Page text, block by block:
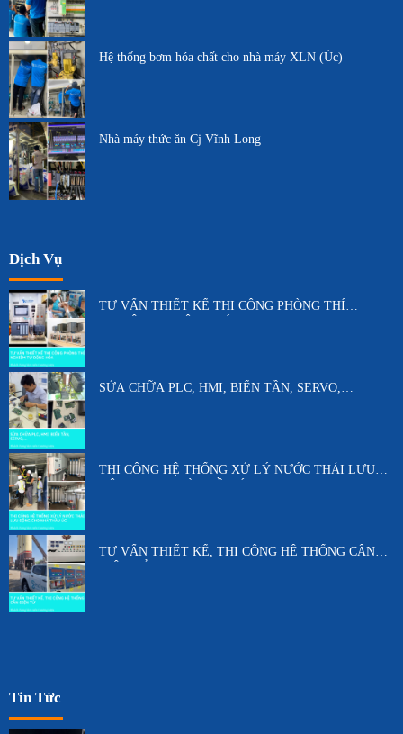
Hệ thống bơm hóa chất cho nhà máy XLN (Úc)
Nhà máy thức ăn Cj Vĩnh Long
Dịch Vụ
TƯ VẤN THIẾT KẾ THI CÔNG PHÒNG THÍ
SỬA CHỮA PLC, HMI, BIẾN TẦN, SERVO,…
THI CÔNG HỆ THỐNG XỬ LÝ NƯỚC THẢI LƯU
TƯ VẤN THIẾT KẾ, THI CÔNG HỆ THỐNG CÂN
Tin Tức